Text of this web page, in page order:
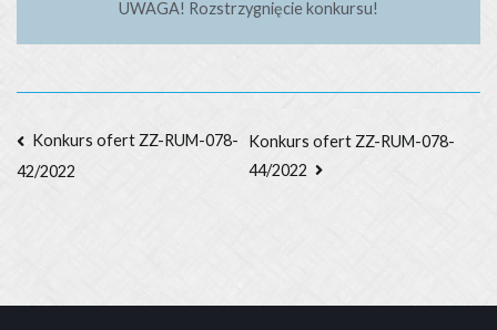
UWAGA! Rozstrzygnięcie konkursu!
Nawigacja
wpisu
Konkurs ofert ZZ-RUM-078-
42/2022
Konkurs ofert ZZ-RUM-078-
44/2022